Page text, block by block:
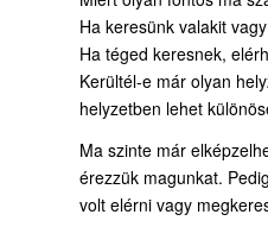
Ha keresünk valakit
Ha téged keresnek,
Kerültél-e már olyan
helyzetben lehet
Ma szinte már
érezzük magunkat.
volt elérni vagy